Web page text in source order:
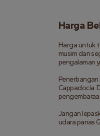
Harga
Harga untuk
musim dan
pengalaman
Cappadocia.
Jangan
udara panas